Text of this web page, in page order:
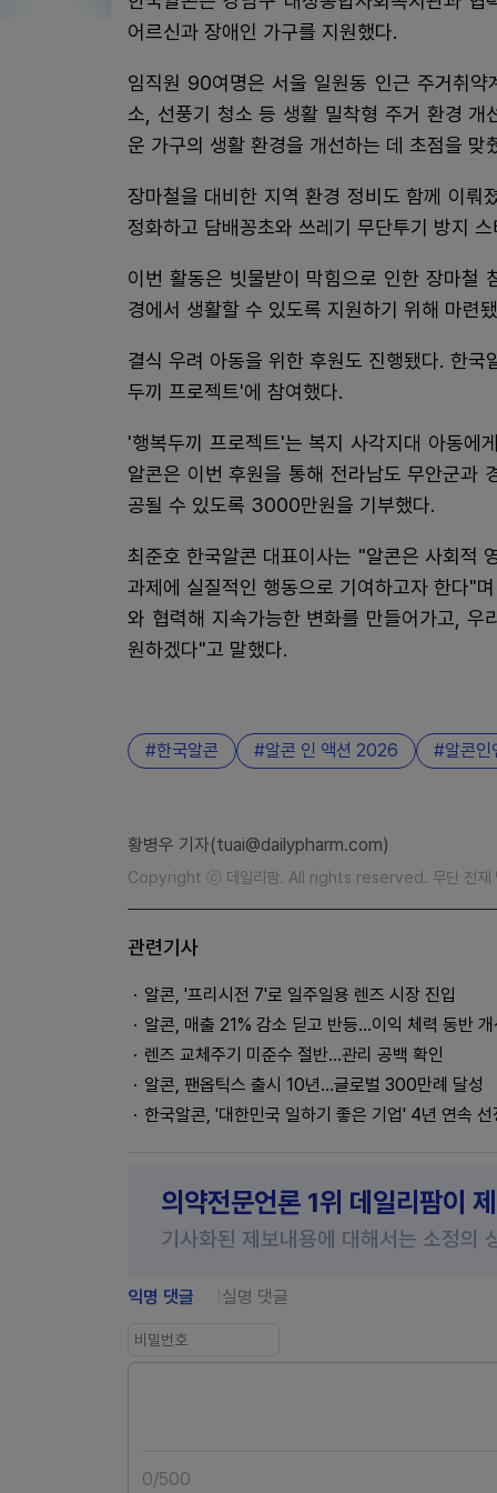
어르신과 장애인 가구를 지원했다.
임직원 90여명은 서울 일원동 인근 주거취
소, 선풍기 청소 등 생활 밀착형 주거 환경 개
운 가구의 생활 환경을 개선하는 데 초점을 맞
장마철을 대비한 지역 환경 정비도 함께 이뤄
정화하고 담배꽁초와 쓰레기 무단투기 방지
이번 활동은 빗물받이 막힘으로 인한 장마철
경에서 생활할 수 있도록 지원하기 위해 마련
결식 우려 아동을 위한 후원도 진행됐다. 한
두끼 프로젝트'에 참여했다.
'행복두끼 프로젝트'는 복지 사각지대 아동에
알콘은 이번 후원을 통해 전라남도 무안군과
공될 수 있도록 3000만원을 기부했다.
최준호 한국알콘 대표이사는 "알콘은 사회적
과제에 실질적인 행동으로 기여하고자 한다"
와 협력해 지속가능한 변화를 만들어가고,
원하겠다"고 말했다.
한국알콘 알콘 인 액션 2026 알콘인
황병우 기자(tuai@dailypharm.com)
Copyright ⓒ 데일리팜. All rights reserved. 무단 전재
관련기사
알콘, '프리시전 7'로 일주일용 렌즈 시장 진입
알콘, 매출 21% 감소 딛고 반등…이익 체력 동반 개
렌즈 교체주기 미준수 절반…관리 공백 확인
알콘, 팬옵틱스 출시 10년…글로벌 300만례 달성
한국알콘, '대한민국 일하기 좋은 기업' 4년 연속 선
의약전문언론 1위 데일리팜이
기사화된 제보내용에 대해서는 소정의
익명 댓글 실명 댓글
0/500